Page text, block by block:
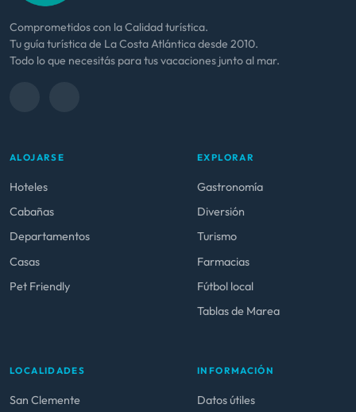
Comprometidos con la Calidad turística.
Tu guía turística de La Costa Atlántica desde 2010.
Todo lo que necesitás para tus vacaciones junto al mar.
ALOJARSE
Hoteles
Cabañas
Departamentos
Casas
Pet Friendly
EXPLORAR
Gastronomía
Diversión
Turismo
Farmacias
Fútbol local
Tablas de Marea
LOCALIDADES
San Clemente
INFORMACIÓN
Datos útiles